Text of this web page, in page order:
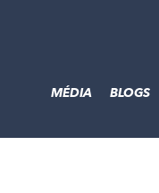
MÉDIA BLOGS